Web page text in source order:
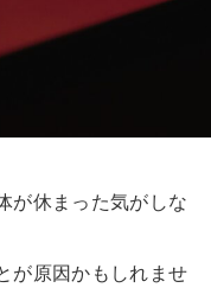
が休まった気がしな
が原因かもしれませ